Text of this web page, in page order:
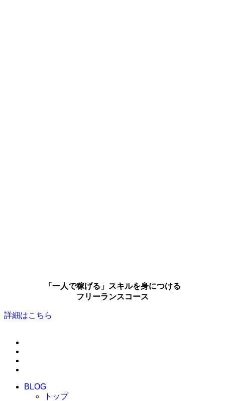
「一人で稼げる」スキルを身につける
フリーランスコース
詳細はこちら
BLOG
トップ